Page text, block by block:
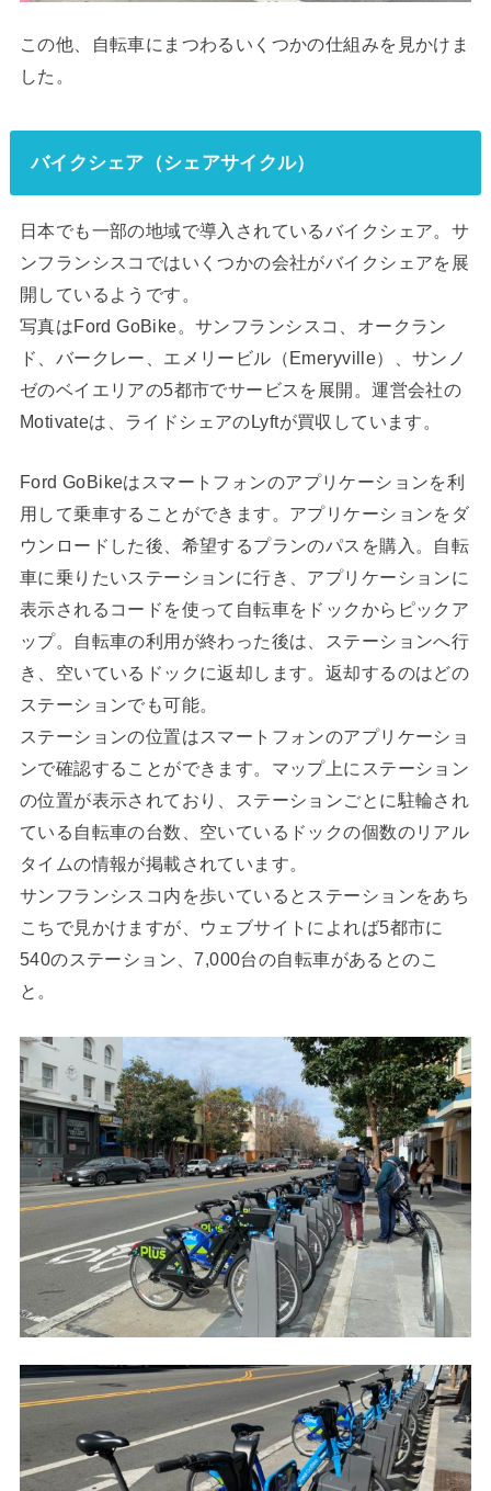
この他、自転車にまつわるいくつかの仕組みを見かけま
した。
バイクシェア（シェアサイクル）
日本でも一部の地域で導入されているバイクシェア。サ
ンフランシスコではいくつかの会社がバイクシェアを展
開しているようです。
写真はFord GoBike。サンフランシスコ、オークラン
ド、バークレー、エメリービル（Emeryville）、サンノ
ゼのベイエリアの5都市でサービスを展開。運営会社の
Motivateは、ライドシェアのLyftが買収しています。
Ford GoBikeはスマートフォンのアプリケーションを利
用して乗車することができます。アプリケーションをダ
ウンロードした後、希望するプランのパスを購入。自転
車に乗りたいステーションに行き、アプリケーションに
表示されるコードを使って自転車をドックからピックア
ップ。自転車の利用が終わった後は、ステーションへ行
き、空いているドックに返却します。返却するのはどの
ステーションでも可能。
ステーションの位置はスマートフォンのアプリケーショ
ンで確認することができます。マップ上にステーション
の位置が表示されており、ステーションごとに駐輪され
ている自転車の台数、空いているドックの個数のリアル
タイムの情報が掲載されています。
サンフランシスコ内を歩いているとステーションをあち
こちで見かけますが、ウェブサイトによれば5都市に
540のステーション、7,000台の自転車があるとのこ
と。